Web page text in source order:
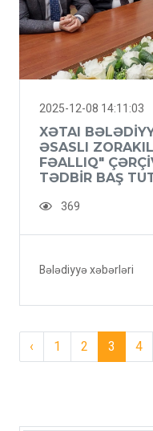
2025-12-08 14:11:03
XƏTAI
ƏSASLI
FƏALLIQ"
TƏDBIR BAŞ
369
Bələdiyyə xəbərləri
‹ 1 2 3 4